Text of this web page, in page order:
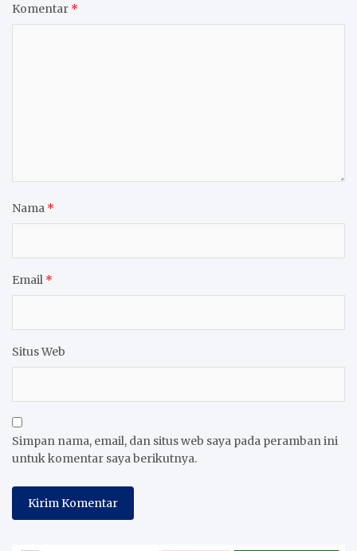
Komentar *
Nama *
Email *
Situs Web
Simpan nama, email, dan situs web saya pada peramban ini
untuk komentar saya berikutnya.